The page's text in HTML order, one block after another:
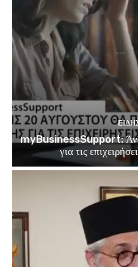
myBusinessSupport:
για τις